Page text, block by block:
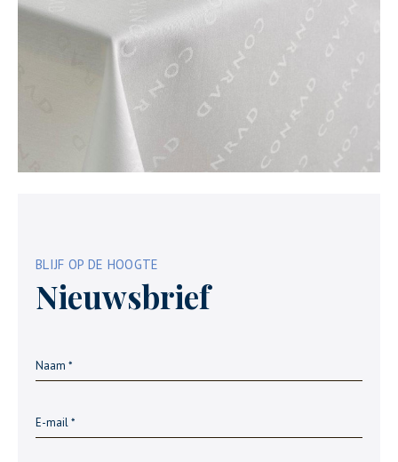
BLIJF OP DE HOOGTE
Nieuwsbrief